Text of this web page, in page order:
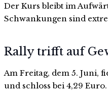
Der Kurs bleibt im
Schwankungen sind
Rally trifft auf
Am Freitag, dem 5. Juni,
und schloss bei 4,29